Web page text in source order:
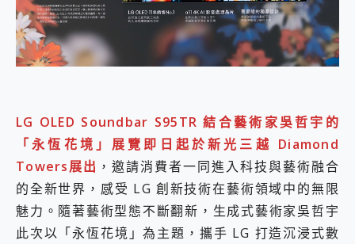
DJI Osmo Pocket 3 爽爽帶回家 歡慶 EaseUS 21 週年到來，「Slogan 海報徵稿活動」好康大放送
小巧好吸不擋鏡頭 有Qi2認證的 ONPRO MagReact MXs2 5000mAh薄型磁吸無線急速行動電源 開箱 評測
會走動的冷暖氣 SONY REON POCKET PRO 穿戴式智慧冷暖調溫裝置 開箱 評測
自帶線的 有線無線都能充 ONPRO MagReact M5 10000mAh 5合1 磁吸無線急速行動電源 開箱 評測
飛利浦 JS7310 ⚡【電急便｜行動儲能救車電源】 可靠的旅行夥伴！帶給您優異的安全性與強大供電效能
是螢幕也是電視! 一機超多用途「MSI微星 Modern MD272UPSW 27型」 4K IPS 輕薄商用智慧聯網螢幕 開箱 評測
您的專屬AI 助手 Yoga Slim 7 Aura Edition 觸控AI筆電 開箱 評測
realme 14 Pro 超硬軍規、冰感變色實測，realme 14 5G 遊戲戰鬥值爆表，效能x娛樂全都要！
iPhone、Apple Watch、AirPods耳機 三個設備充電一起搞定 ONPRO MagReact™ M3 3 in 1可攜摺疊無線充電器 開箱 評測
動靜皆宜「HUAWEI FreeArc」開放式耳掛耳機，無感配戴! 超穩超服貼，音質、通話也很優質
LG OLED Soundbar S95TR 結合藝術家吳哲宇的
「永恆花境」展覽即日起於新光三越 Diamond
Towers展出 ，邀請消費者一同進入科技與藝術融合
的全新世界，感受 LG 創新技術在藝術領域中的無限
魅力。隨著藝術型態不斷翻新，生成式藝術家吳哲宇
此次以「永恆花境」為主題，攜手 LG 打造沉浸式數